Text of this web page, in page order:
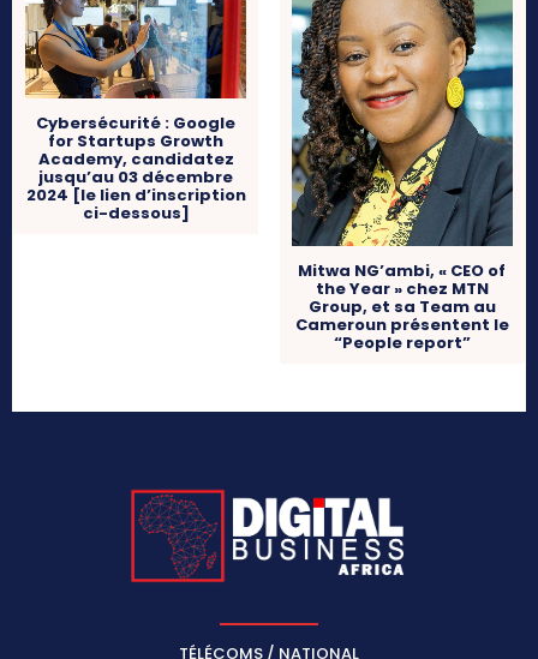
Cybersécurité : Google
for Startups Growth
Academy, candidatez
jusqu’au 03 décembre
2024 [le lien d’inscription
ci-dessous]
Mitwa NG’ambi, « CEO of
the Year » chez MTN
Group, et sa Team au
Cameroun présentent le
“People report”
TÉLÉCOMS / NATIONAL